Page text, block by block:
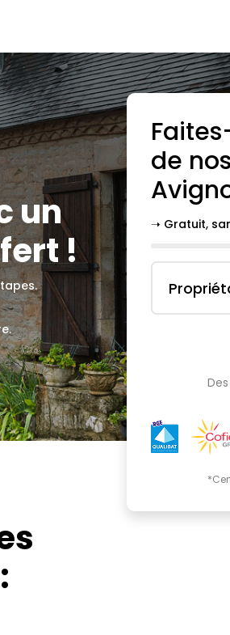
un
!
de
➝ Gratuit,